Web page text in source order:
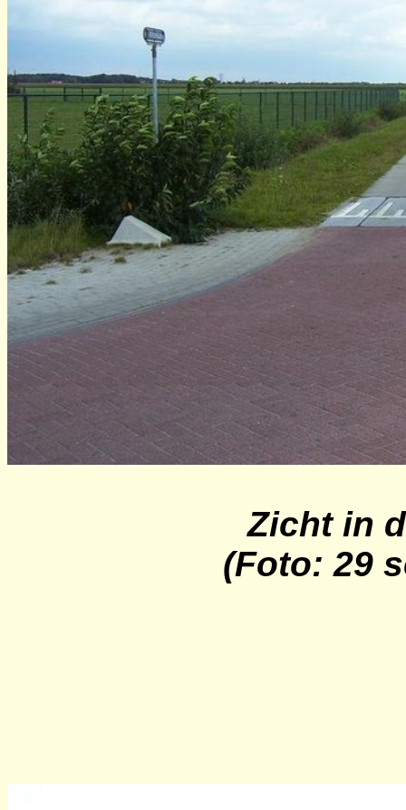
Zicht in
(Foto: 29